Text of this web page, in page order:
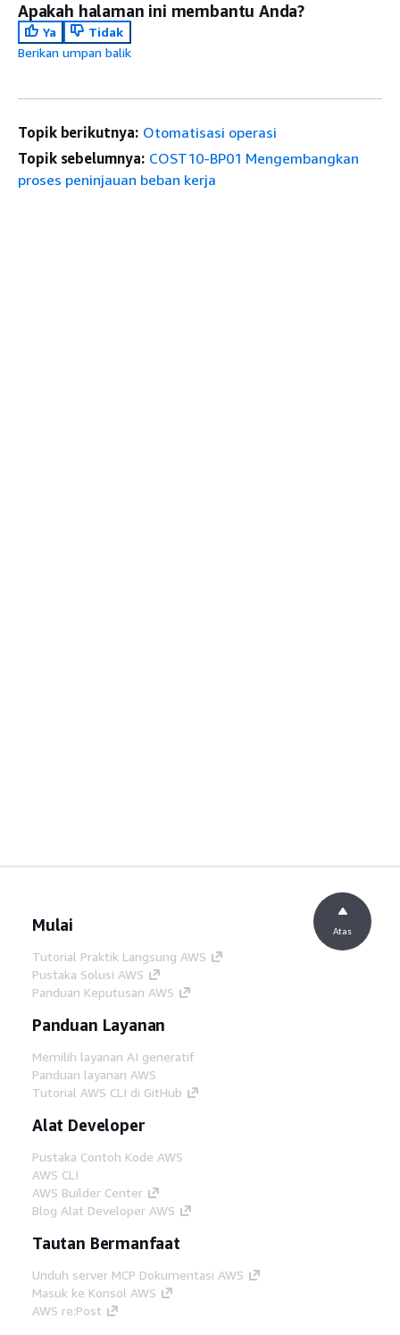
Apakah halaman ini membantu Anda?
Ya
Tidak
Berikan umpan balik
Topik berikutnya: Otomatisasi operasi
Topik sebelumnya: COST10-BP01 Mengembangkan
proses peninjauan beban kerja
Mulai
Tutorial Praktik Langsung AWS
Pustaka Solusi AWS
Panduan Keputusan AWS
Panduan Layanan
Memilih layanan AI generatif
Panduan layanan AWS
Tutorial AWS CLI di GitHub
Alat Developer
Pustaka Contoh Kode AWS
AWS CLI
AWS Builder Center
Blog Alat Developer AWS
Tautan Bermanfaat
Unduh server MCP Dokumentasi AWS
Masuk ke Konsol AWS
AWS re:Post
Atas